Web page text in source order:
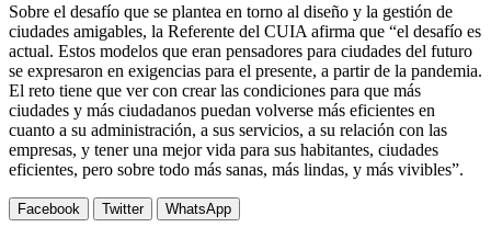
Sobre el desafío que se plantea en torno al diseño y la gestión de
ciudades amigables, la Referente del CUIA afirma que “el desafío es
actual. Estos modelos que eran pensadores para ciudades del futuro
se expresaron en exigencias para el presente, a partir de la pandemia.
El reto tiene que ver con crear las condiciones para que más
ciudades y más ciudadanos puedan volverse más eficientes en
cuanto a su administración, a sus servicios, a su relación con las
empresas, y tener una mejor vida para sus habitantes, ciudades
eficientes, pero sobre todo más sanas, más lindas, y más vivibles”.
Facebook Twitter WhatsApp